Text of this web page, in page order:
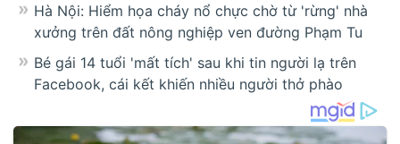
Hà Nội: Hiểm họa cháy nổ chực chờ từ 'rừng' nhà
xưởng trên đất nông nghiệp ven đường Phạm Tu
Bé gái 14 tuổi 'mất tích' sau khi tin người lạ trên
Facebook, cái kết khiến nhiều người thở phào